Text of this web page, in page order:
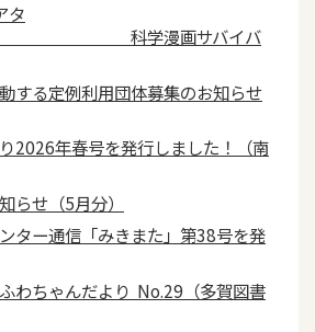
タ
漫画サバイバ
する定例利用団体募集のお知らせ
2026年春号を発行しました！（南
らせ（5月分）
ター通信「みきまた」第38号を発
わちゃんだより No.29（多賀図書